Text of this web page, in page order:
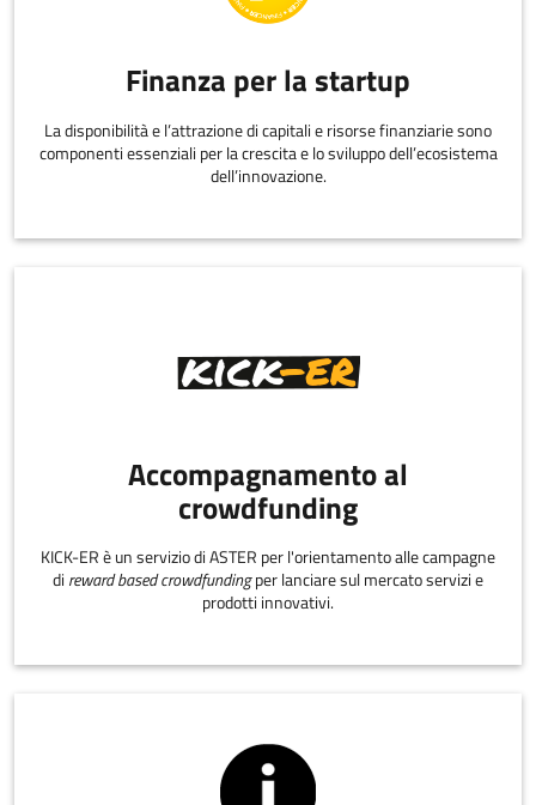
Finanza per la startup
La disponibilità e l’attrazione di capitali e risorse finanziarie sono
componenti essenziali per la crescita e lo sviluppo dell’ecosistema
dell’innovazione.
Accompagnamento al
crowdfunding
KICK-ER è un servizio di ASTER per l'orientamento alle campagne
di reward based crowdfundingper lanciare sul mercato servizi e
prodotti innovativi.